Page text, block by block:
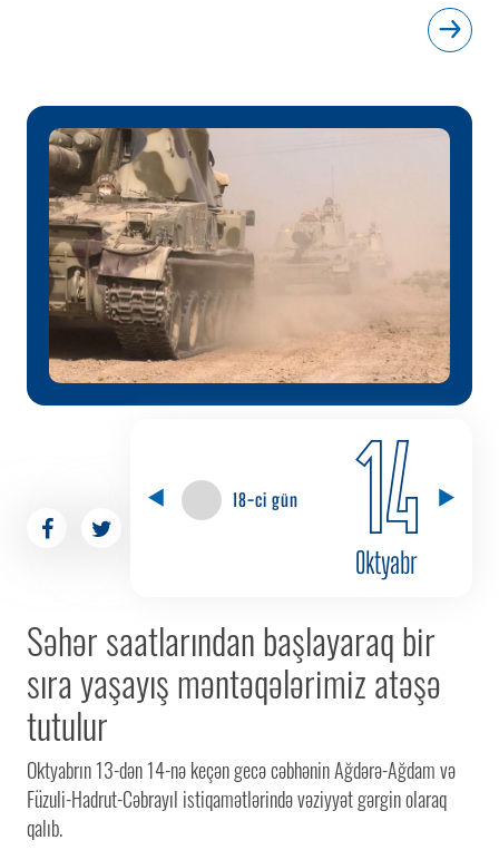
18-ci gün 14
Oktyabr
Səhər saatlarından başlayaraq bir
sıra yaşayış məntəqələrimiz atəşə
tutulur
Oktyabrın 13-dən 14-nə keçən gecə cəbhənin Ağdərə-Ağdam və
Füzuli-Hadrut-Cəbrayıl istiqamətlərində vəziyyət gərgin olaraq
qalıb.